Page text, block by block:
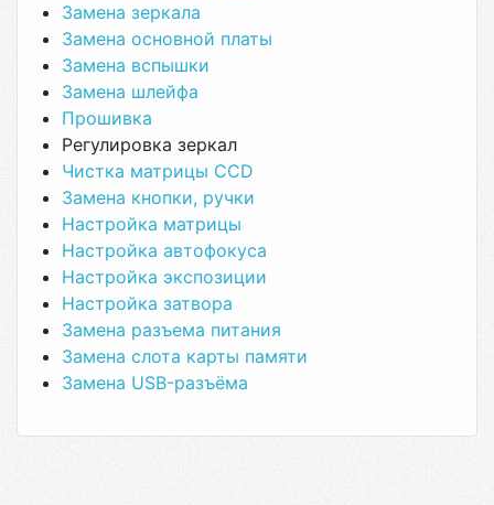
Замена зеркала
Замена основной платы
Замена вспышки
Замена шлейфа
Прошивка
Регулировка зеркал
Чистка матрицы CCD
Замена кнопки, ручки
Настройка матрицы
Настройка автофокуса
Настройка экспозиции
Настройка затвора
Замена разъема питания
Замена слота карты памяти
Замена USB-разъёма